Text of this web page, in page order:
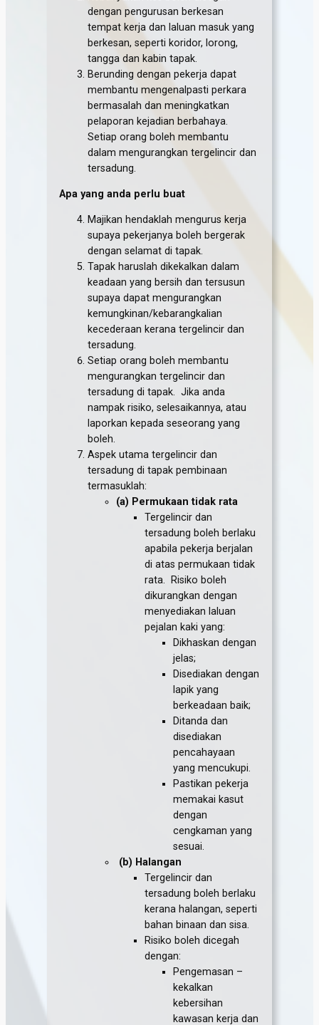
dengan pengurusan berkesan
tempat kerja dan laluan masuk yang
berkesan, seperti koridor, lorong,
tangga dan kabin tapak.
Berunding dengan pekerja dapat
membantu mengenalpasti perkara
bermasalah dan meningkatkan
pelaporan kejadian berbahaya.
Setiap orang boleh membantu
dalam mengurangkan tergelincir dan
tersadung.
Apa yang anda perlu buat
Majikan hendaklah mengurus kerja
supaya pekerjanya boleh bergerak
dengan selamat di tapak.
Tapak haruslah dikekalkan dalam
keadaan yang bersih dan tersusun
supaya dapat mengurangkan
kemungkinan/kebarangkalian
kecederaan kerana tergelincir dan
tersadung.
Setiap orang boleh membantu
mengurangkan tergelincir dan
tersadung di tapak. Jika anda
nampak risiko, selesaikannya, atau
laporkan kepada seseorang yang
boleh.
Aspek utama tergelincir dan
tersadung di tapak pembinaan
termasuklah:
(a) Permukaan tidak rata
Tergelincir dan
tersadung boleh berlaku
apabila pekerja berjalan
di atas permukaan tidak
rata. Risiko boleh
dikurangkan dengan
menyediakan laluan
pejalan kaki yang:
Dikhaskan dengan
jelas;
Disediakan dengan
lapik yang
berkeadaan baik;
Ditanda dan
disediakan
pencahayaan
yang mencukupi.
Pastikan pekerja
memakai kasut
dengan
cengkaman yang
sesuai.
(b) Halangan
Tergelincir dan
tersadung boleh berlaku
kerana halangan, seperti
bahan binaan dan sisa.
Risiko boleh dicegah
dengan:
Pengemasan –
kekalkan
kebersihan
kawasan kerja dan